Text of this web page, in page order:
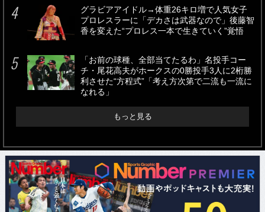
グラビアアイドル→体重26キロ増で人気女子
プロレスラーに「デカさは武器なので」後藤智
香を変えた“プロレス一本で生きていく”覚悟
「お前の球種、全部当てたるわ」名投手コー
チ・尾花高夫がホークスの0勝投手3人に2桁勝
利させた“方程式”「考え方次第で二流も一流に
なれる」
もっと見る